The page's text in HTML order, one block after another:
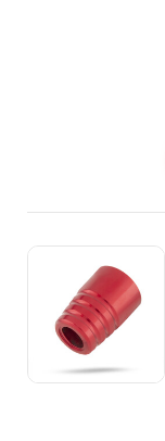
Количество